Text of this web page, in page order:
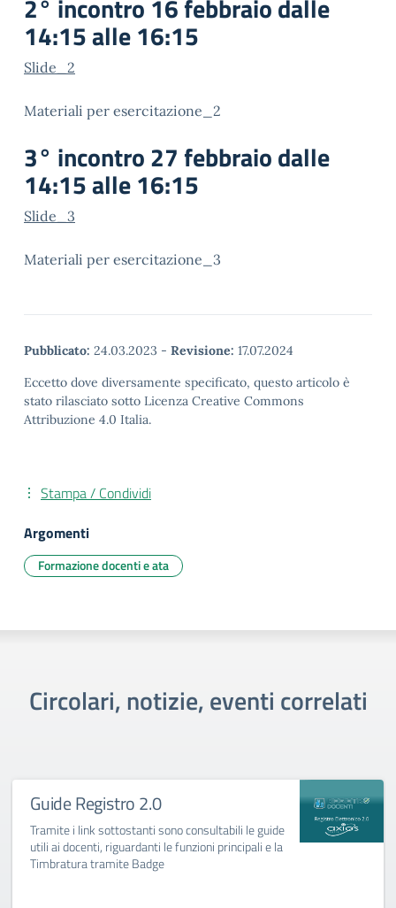
2° incontro 16 febbraio dalle
14:15 alle 16:15
Slide_2
Materiali per esercitazione_2
3° incontro 27 febbraio dalle
14:15 alle 16:15
Slide_3
Materiali per esercitazione_3
Pubblicato: 24.03.2023 - Revisione: 17.07.2024
Eccetto dove diversamente specificato, questo articolo è
stato rilasciato sotto Licenza Creative Commons
Attribuzione 4.0 Italia.
Stampa / Condividi
Argomenti
Formazione docenti e ata
Circolari, notizie, eventi correlati
Guide Registro 2.0
Tramite i link sottostanti sono consultabili le guide
utili ai docenti, riguardanti le funzioni principali e la
Timbratura tramite Badge